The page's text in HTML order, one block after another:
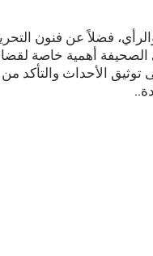
فضلاً عن فنون
أهمية خاصة
الأحداث والتأكد